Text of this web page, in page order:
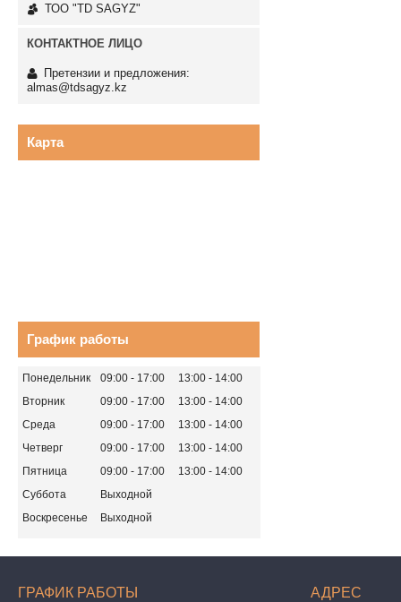
ТОО "TD SAGYZ"
Претензии и предложения:
almas@tdsagyz.kz
Карта
График работы
Понедельник 09:00 17:00 13:00
14:00
Вторник
09:00 17:00 13:00
14:00
Среда
09:00 17:00 13:00
14:00
Четверг
09:00 17:00 13:00
14:00
Пятница
09:00 17:00 13:00
14:00
Суббота
Выходной
Воскресенье
Выходной
ГРАФИК РАБОТЫ